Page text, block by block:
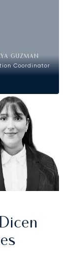
GUZMAN
Coordinator